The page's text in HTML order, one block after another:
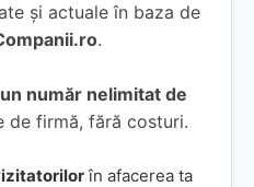
și actuale în baza de
.
un număr nelimitat de
firmă, fără costuri.
în afacerea ta